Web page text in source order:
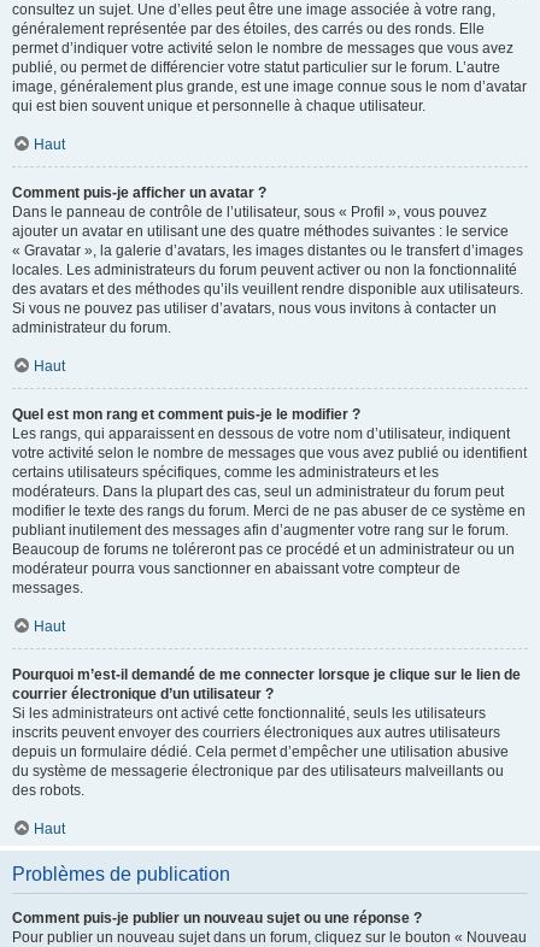
consultez un sujet. Une d’elles peut être une image associée à votre rang,
généralement représentée par des étoiles, des carrés ou des ronds. Elle
permet d’indiquer votre activité selon le nombre de messages que vous avez
publié, ou permet de différencier votre statut particulier sur le forum. L’autre
image, généralement plus grande, est une image connue sous le nom d’avatar
qui est bien souvent unique et personnelle à chaque utilisateur.
Haut
Comment puis-je afficher un avatar ?
Dans le panneau de contrôle de l’utilisateur, sous « Profil », vous pouvez
ajouter un avatar en utilisant une des quatre méthodes suivantes : le service
« Gravatar », la galerie d’avatars, les images distantes ou le transfert d’images
locales. Les administrateurs du forum peuvent activer ou non la fonctionnalité
des avatars et des méthodes qu’ils veuillent rendre disponible aux utilisateurs.
Si vous ne pouvez pas utiliser d’avatars, nous vous invitons à contacter un
administrateur du forum.
Haut
Quel est mon rang et comment puis-je le modifier ?
Les rangs, qui apparaissent en dessous de votre nom d’utilisateur, indiquent
votre activité selon le nombre de messages que vous avez publié ou identifient
certains utilisateurs spécifiques, comme les administrateurs et les
modérateurs. Dans la plupart des cas, seul un administrateur du forum peut
modifier le texte des rangs du forum. Merci de ne pas abuser de ce système en
publiant inutilement des messages afin d’augmenter votre rang sur le forum.
Beaucoup de forums ne toléreront pas ce procédé et un administrateur ou un
modérateur pourra vous sanctionner en abaissant votre compteur de
messages.
Haut
Pourquoi m’est-il demandé de me connecter lorsque je clique sur le lien de
courrier électronique d’un utilisateur ?
Si les administrateurs ont activé cette fonctionnalité, seuls les utilisateurs
inscrits peuvent envoyer des courriers électroniques aux autres utilisateurs
depuis un formulaire dédié. Cela permet d’empêcher une utilisation abusive
du système de messagerie électronique par des utilisateurs malveillants ou
des robots.
Haut
Problèmes de publication
Comment puis-je publier un nouveau sujet ou une réponse ?
Pour publier un nouveau sujet dans un forum, cliquez sur le bouton « Nouveau